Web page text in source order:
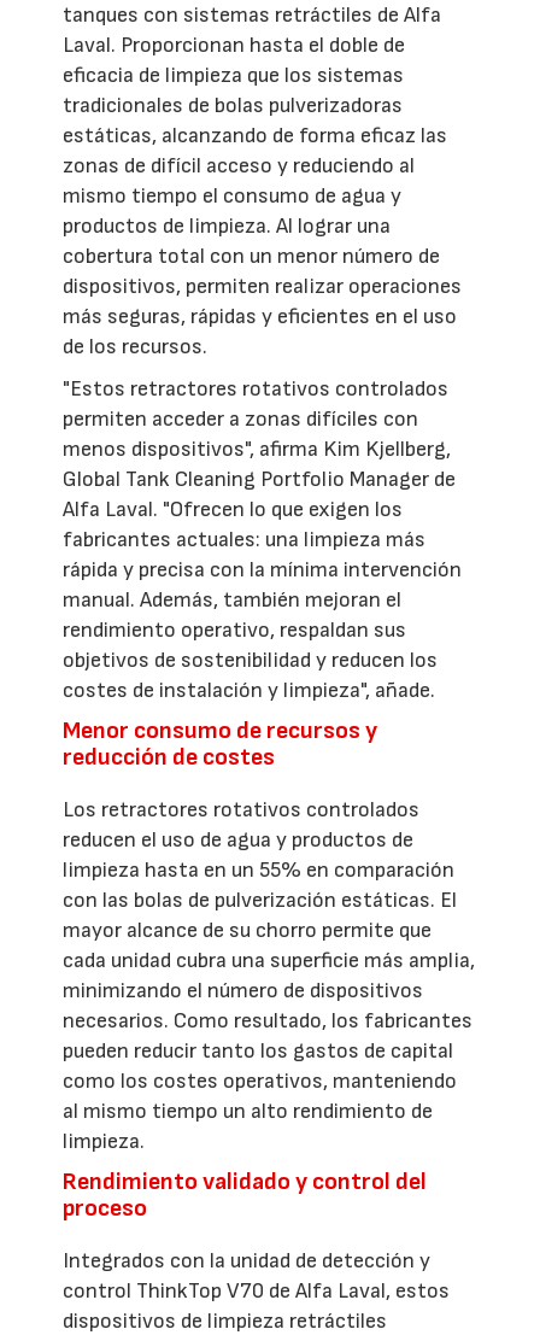
tanques con sistemas retráctiles de Alfa
Laval. Proporcionan hasta el doble de
eficacia de limpieza que los sistemas
tradicionales de bolas pulverizadoras
estáticas, alcanzando de forma eficaz las
zonas de difícil acceso y reduciendo al
mismo tiempo el consumo de agua y
productos de limpieza. Al lograr una
cobertura total con un menor número de
dispositivos, permiten realizar operaciones
más seguras, rápidas y eficientes en el uso
de los recursos.
"Estos retractores rotativos controlados
permiten acceder a zonas difíciles con
menos dispositivos", afirma Kim Kjellberg,
Global Tank Cleaning Portfolio Manager de
Alfa Laval. "Ofrecen lo que exigen los
fabricantes actuales: una limpieza más
rápida y precisa con la mínima intervención
manual. Además, también mejoran el
rendimiento operativo, respaldan sus
objetivos de sostenibilidad y reducen los
costes de instalación y limpieza", añade.
Menor consumo de recursos y
reducción de costes
Los retractores rotativos controlados
reducen el uso de agua y productos de
limpieza hasta en un 55% en comparación
con las bolas de pulverización estáticas. El
mayor alcance de su chorro permite que
cada unidad cubra una superficie más amplia,
minimizando el número de dispositivos
necesarios. Como resultado, los fabricantes
pueden reducir tanto los gastos de capital
como los costes operativos, manteniendo
al mismo tiempo un alto rendimiento de
limpieza.
Rendimiento validado y control del
proceso
Integrados con la unidad de detección y
control ThinkTop V70 de Alfa Laval, estos
dispositivos de limpieza retráctiles